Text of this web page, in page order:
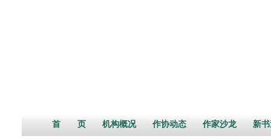
首 页 机构概况 作协动态 作家沙龙 新